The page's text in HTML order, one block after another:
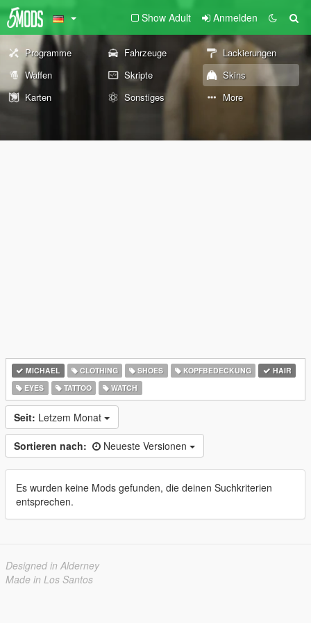
Show Adult Anmelden
Programme Fahrzeuge
Lackierungen
Waffen
Skripte
Skins
Karten
Sonstiges More
MICHAEL CLOTHING SHOES KOPFBEDECKUNG
HAIR
EYES
TATTOO WATCH
Seit: Letzem Monat
Sortieren nach: Neueste Versionen
Es wurden keine Mods gefunden, die deinen Suchkriterien
entsprechen.
Designed in Alderney
Made in Los Santos